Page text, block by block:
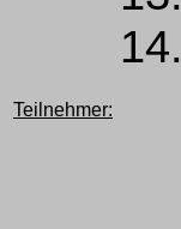
Teilnehmer: